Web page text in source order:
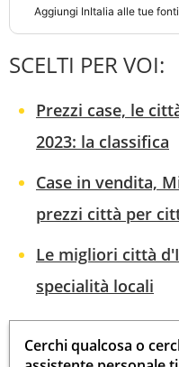
Aggiungi InItalia alle tue
SCELTI PER VOI:
Prezzi case, le
2023: la classifica
Case in vendita,
prezzi città per
Le migliori città
specialità locali
Cerchi qualcosa o